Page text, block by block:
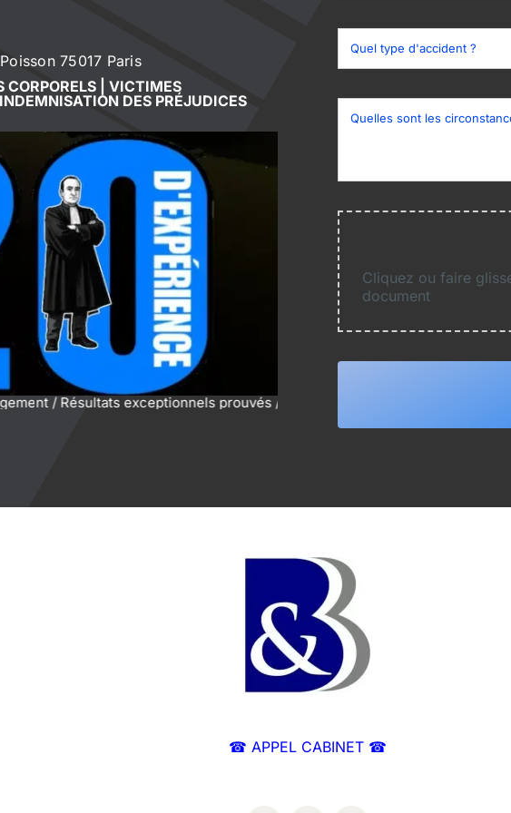
75017 Paris
CORPORELS | VICTIMES
DES PRÉJUDICES
exceptionnels prouvés / Négociations performantes / Actions en
Cliquez ou faire
document
☎ APPEL CABINET ☎